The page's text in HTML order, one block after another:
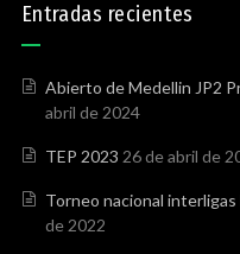
Entradas recientes
Abierto de Medellin JP2
abril de 2024
TEP 2023 26 de abril de
Torneo nacional
de 2022